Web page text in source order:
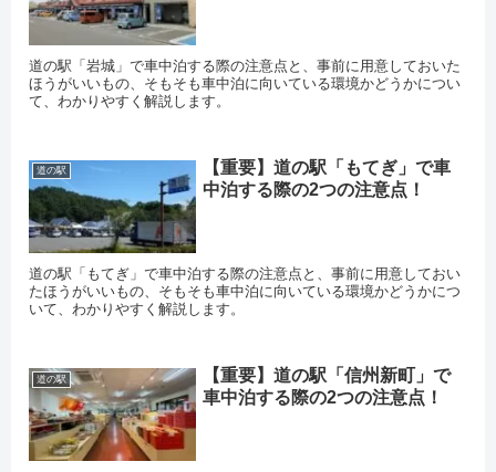
道の駅「岩城」で車中泊する際の注意点と、事前に用意しておいた
ほうがいいもの、そもそも車中泊に向いている環境かどうかについ
て、わかりやすく解説します。
道の駅
【重要】道の駅「もてぎ」で車
中泊する際の2つの注意点！
道の駅「もてぎ」で車中泊する際の注意点と、事前に用意しておい
たほうがいいもの、そもそも車中泊に向いている環境かどうかにつ
いて、わかりやすく解説します。
道の駅
【重要】道の駅「信州新町」で
車中泊する際の2つの注意点！